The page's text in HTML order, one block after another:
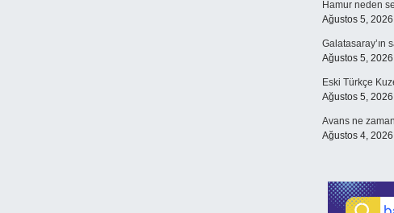
Hamur neden
Ağustos 5, 2026
Galatasaray’ın
Ağustos 5, 2026
Eski Türkçe
Ağustos 5, 2026
Avans ne zaman
Ağustos 4, 2026